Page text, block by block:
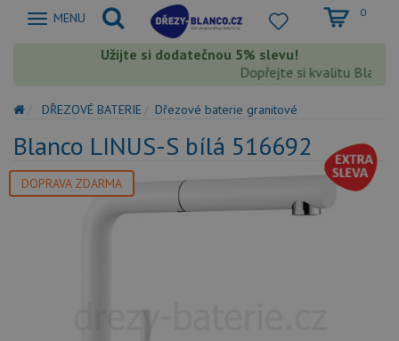
Zobrazit
MENU 0
Užijte si dodatečnou 5% slevu!
Dopřejte si kvalitu Blanco
DŘEZOVÉ BATERIE Dřezové baterie granitové
Blanco LINUS-S bílá 516692
DOPRAVA ZDARMA